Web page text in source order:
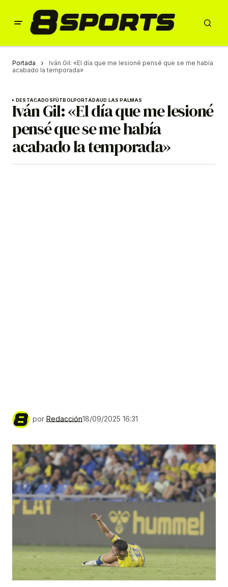
Portada
Iván Gil: «El día que me lesioné pensé que se me había
acabado la temporada»
DESTACADOSFÚTBOLPORTADAUD LAS PALMAS
Iván Gil: «El día que me lesioné
pensé que se me había
acabado la temporada»
por Redacción18/09/2025 16:31